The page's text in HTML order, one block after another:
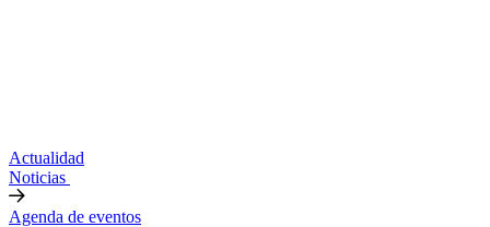
Actualidad
Noticias
Agenda de eventos